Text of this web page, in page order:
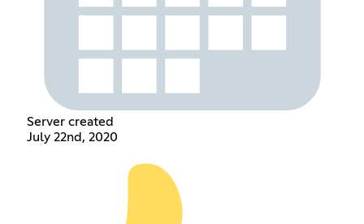
Server created
July 22nd, 2020